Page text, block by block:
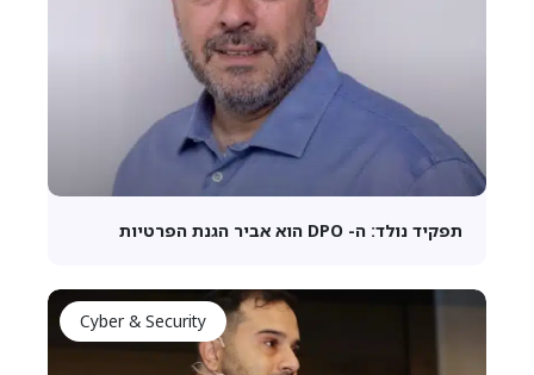
תפקיד נולד: ה- DPO הוא אביר הגנת הפרטיות
Cyber & Security